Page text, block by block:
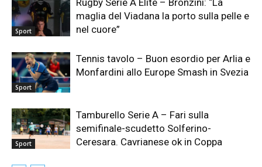
Sport
Rugby Serie A Elite – Bronzini: “La
maglia del Viadana la porto sulla pelle e
nel cuore”
Sport
Tennis tavolo – Buon esordio per Arlia e
Monfardini allo Europe Smash in Svezia
Sport
Tamburello Serie A – Fari sulla
semifinale-scudetto Solferino-
Ceresara. Cavrianese ok in Coppa